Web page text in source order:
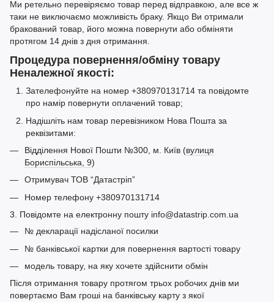
Ми ретельно перевіряємо товар перед відправкою, але все ж
таки не виключаємо можливість браку. Якщо Ви отримали
бракований товар, його можна повернути або обміняти
протягом 14 днів з дня отримання.
Процедура повернення/обміну товару
Неналежної якості:
Зателефонуйте на номер +380970131714 та повідомте
про намір повернути оплачений товар;
Надішліть нам товар перевізником Нова Пошта за
реквізитами:
Відділення Нової Пошти №300, м. Київ (вулиця
Бориспільська, 9)
Отримувач ТОВ “Датастріп”
Номер телефону +380970131714
3. Повідомте на електронну пошту info@datastrip.com.ua
№ декларації надісланої посилки
№ банківської картки для повернення вартості товару
модель товару, на яку хочете здійснити обмін
Після отримання товару протягом трьох робочих днів ми
повертаємо Вам гроші на банківську карту з якої